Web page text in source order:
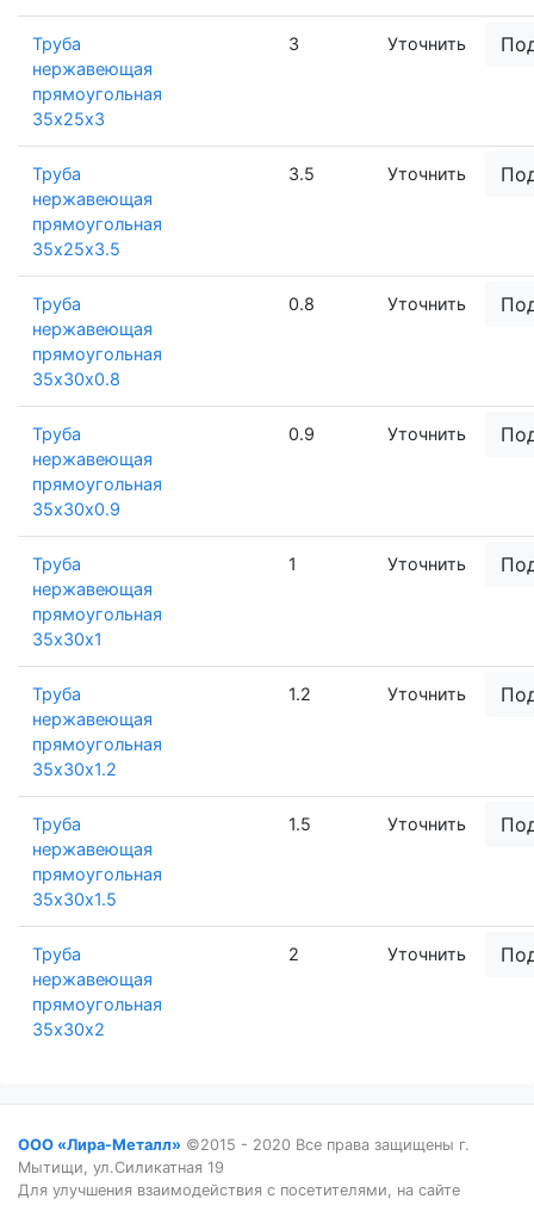
Труба
нержавеющая
прямоугольная
35х25х3
3 Уточнить
Труба
нержавеющая
прямоугольная
35х25х3.5
3.5 Уточнить
Труба
нержавеющая
прямоугольная
35х30х0.8
0.8 Уточнить
Труба
нержавеющая
прямоугольная
35х30х0.9
0.9 Уточнить
Труба
нержавеющая
прямоугольная
35х30х1
1 Уточнить
Труба
нержавеющая
прямоугольная
35х30х1.2
1.2 Уточнить
Труба
нержавеющая
прямоугольная
35х30х1.5
1.5 Уточнить
Труба
нержавеющая
прямоугольная
35х30х2
2 Уточнить
ООО «Лира-Металл» ©2015 - 2020 Все права защищены г.
Мытищи, ул.Силикатная 19
Для улучшения взаимодействия с посетителями, на сайте